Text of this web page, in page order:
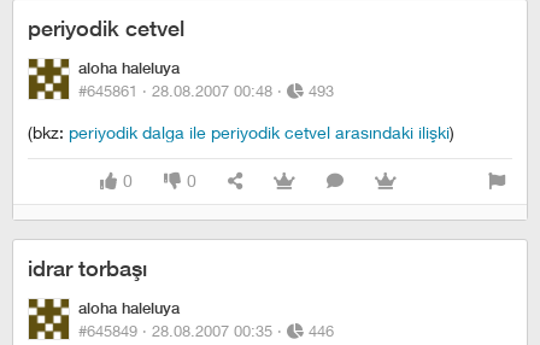
periyodik cetvel
aloha haleluya
#645861 · 28.08.2007 00:48 · 493
(bkz: periyodik dalga ile periyodik cetvel arasındaki ilişki)
0 0
idrar torbaşı
aloha haleluya
#645849 · 28.08.2007 00:35 · 446